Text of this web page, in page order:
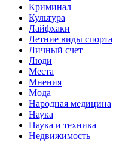
Криминал
Культура
Лайфхаки
Летние виды спорта
Личный счет
Люди
Места
Мнения
Мода
Народная медицина
Наука
Наука и техника
Недвижимость